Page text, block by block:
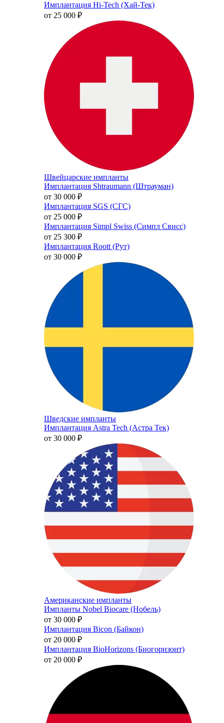
Имплантация Hi-Tech (Хай-Тек)
от 25 000 ₽
Швейцарские импланты
Имплантация Shtraumann (Штрауман)
от 30 000 ₽
Имплантация SGS (СГС)
от 25 000 ₽
Имплантация Simpl Swiss (Симпл Свисс)
от 25 300 ₽
Имплантация Roott (Рут)
от 30 000 ₽
Шведские импланты
Имплантация Astra Tech (Астра Тек)
от 30 000 ₽
Американские импланты
Импланты Nobel Biocare (Нобель)
от 30 000 ₽
Имплантация Bicon (Байкон)
от 20 000 ₽
Имплантация BioHorizons (Биогоризонт)
от 20 000 ₽